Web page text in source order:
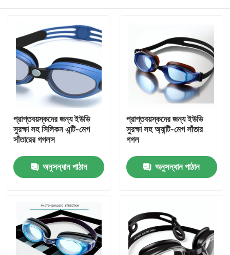
পণ্য
আমাদের সম্পর্কে
প্রাপ্তবয়স্কদের জন্য ইউভি
সুরক্ষা সহ সিলিকন এন্টি-মেগ
সাঁতারের গগলস
অনুসন্ধান পাঠান
প্রাপ্তবয়স্কদের জন্য ইউভি
সুরক্ষা সহ অ্যান্টি-মেগ সাঁতার
গগল
অনুসন্ধান পাঠান